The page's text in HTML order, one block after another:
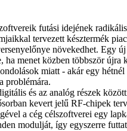
futási idejének
tervezett késztermék
növekedhet. Egy
ha menet közben többször újra
miatt - akár egy
problémára.
és az analóg részek
kevert jelű RF-chipek
a cég célszoftverei egy
modulját, így egyszerre